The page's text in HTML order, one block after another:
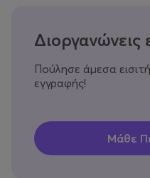
Διοργανώνεις
Πούλησε άμεσα
εγγραφής!